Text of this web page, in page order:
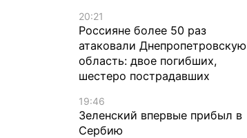
20:21
Россияне более 50 раз
атаковали Днепропетровскую
область: двое погибших,
шестеро пострадавших
19:46
Зеленский впервые прибыл в
Сербию